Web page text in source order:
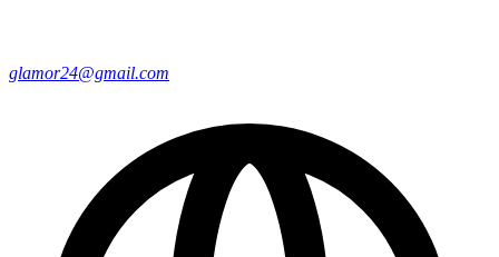
glamor24@gmail.com